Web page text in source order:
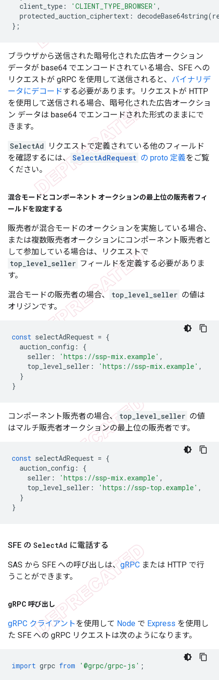
client_type : 'CLIENT_TYPE_BROWSER' ,
protected_auction_ciphertext : decodeBase64string(
};
ブラウザから送信された暗号化された広告オークション
データが base64 でエンコードされている場合、SFE への
リクエストが gRPC を使用して送信されると、 バイナリデ
ータにデコードする必要があります。リクエストが HTTP
を使用して送信される場合、暗号化された広告オークショ
ン データは base64 でエンコードされた形式のままにで
きます。
SelectAd
リクエストで定義されている他のフィールド
を確認するには、 SelectAdRequest の proto 定義をご覧
ください。
混合モードとコンポーネント オークションの最上位の販売者フィ
ールドを設定する
販売者が混合モードのオークションを実施している場合、
または複数販売者オークションにコンポーネント販売者と
して参加している場合は、リクエストで
top_level_seller フィールドを定義する必要がありま
す。
混合モードの販売者の場合、 top_level_seller の値は
オリジンです。
const selectAdRequest = {
auction_config :
{
seller : 'https://ssp-mix.example' ,
top_level_seller : 'https://ssp-mix.example' ,
}
}
コンポーネント販売者の場合、 top_level_seller の値
はマルチ販売者オークションの最上位の販売者です。
const selectAdRequest = {
auction_config :
{
seller : 'https://ssp-mix.example' ,
top_level_seller : 'https://ssp-top.example' ,
}
}
SFE の SelectAd に電話する
SAS から SFE への呼び出しは、gRPC または HTTP で行
うことができます。
g RPC 呼び出し
gRPC クライアントを使用して Node で Express を使用し
た SFE への gRPC リクエストは次のようになります。
import grpc from '@grpc/grpc-js' ;